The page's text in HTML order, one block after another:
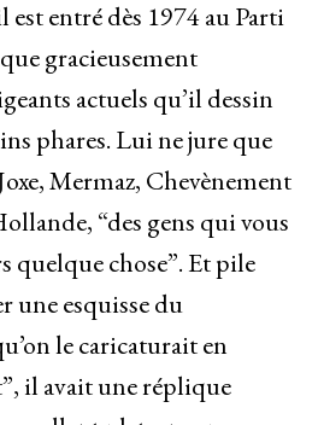
entré dès 1974 au Parti
gracieusement
actuels qu’il dessin
phares. Lui ne jure que
Mermaz, Chevènement
“des gens qui vous
quelque chose”. Et pile
une esquisse du
le caricaturait en
il avait une réplique